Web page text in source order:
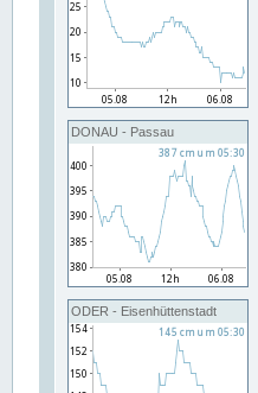
DONAU - Passau
ODER - Eisenhüttenstadt